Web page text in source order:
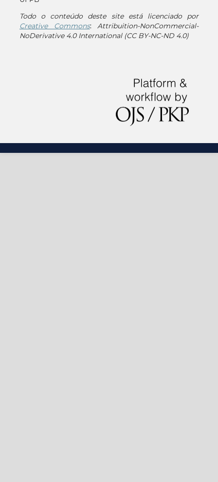
Todo o conteúdo deste site está licenciado por
Creative Commons:Attribuition-NonCommercial-
NoDerivative 4.0 International (CC BY-NC-ND 4.0)